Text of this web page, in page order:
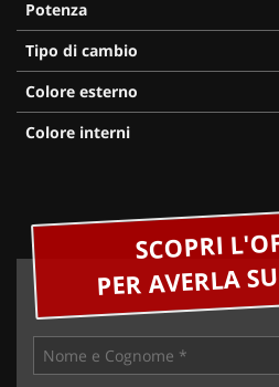
Potenza
Tipo di cambio
Colore esterno
Colore interni
SCOPRI
PER AVERLA